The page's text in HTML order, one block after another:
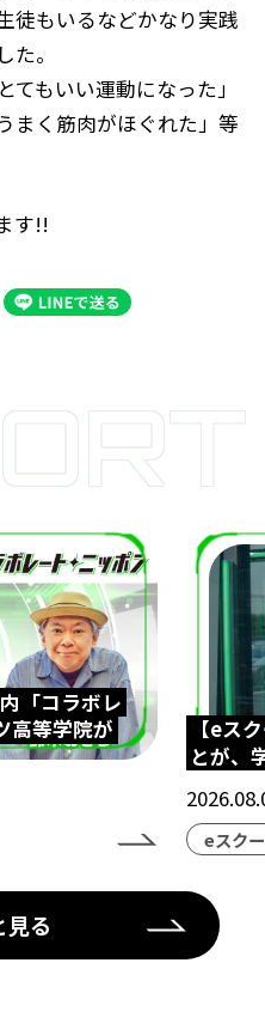
徒もいるなどかなり実践
。
もいい運動になった」
まく筋肉がほぐれた」等
す!!
「コラボレ
高等学院が
【eス
とが、
eスク
見る